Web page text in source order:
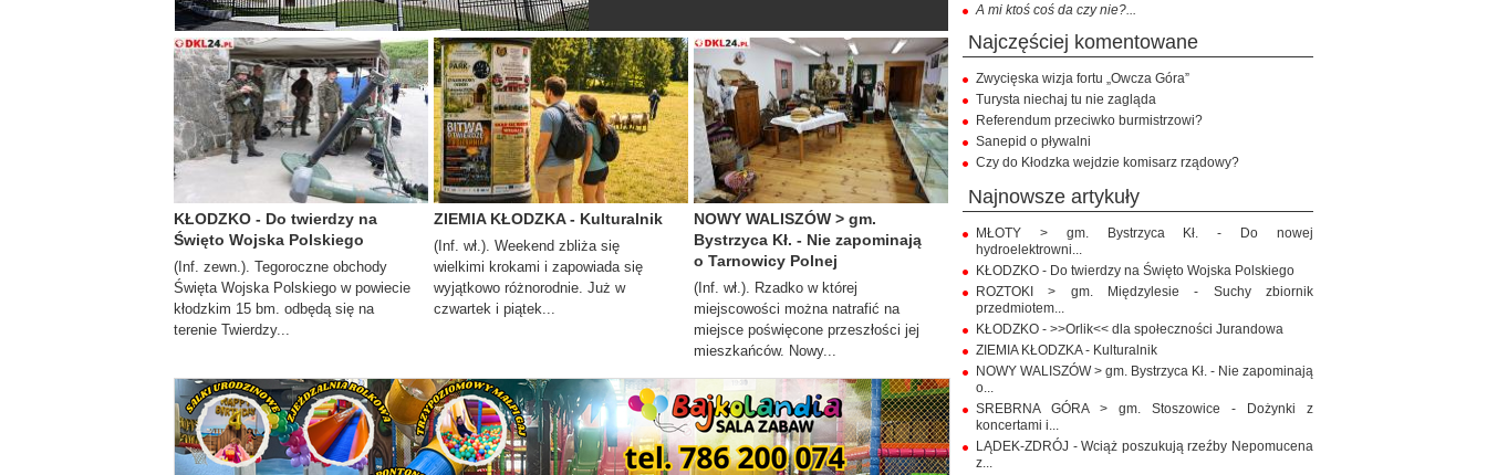
KŁODZKO - Do twierdzy na
Święto Wojska Polskiego
(Inf. zewn.). Tegoroczne obchody
Święta Wojska Polskiego w powiecie
kłodzkim 15 bm. odbędą się na
terenie Twierdzy...
ZIEMIA KŁODZKA - Kulturalnik
(Inf. wł.). Weekend zbliża się
wielkimi krokami i zapowiada się
wyjątkowo różnorodnie. Już w
czwartek i piątek...
NOWY WALISZÓW > gm.
Bystrzyca Kł. - Nie zapominają
o Tarnowicy Polnej
(Inf. wł.). Rzadko w której
miejscowości można natrafić na
miejsce poświęcone przeszłości jej
mieszkańców. Nowy...
A mi ktoś coś da czy nie?...
najczęściej komentowane
Zwycięska wizja fortu „Owcza Góra”
Turysta niechaj tu nie zagląda
Referendum przeciwko burmistrzowi?
Sanepid o pływalni
Czy do Kłodzka wejdzie komisarz rządowy?
najnowsze artykuły
MŁOTY > gm. Bystrzyca Kł. - Do nowej
hydroelektrowni...
KŁODZKO - Do twierdzy na Święto Wojska Polskiego
ROZTOKI > gm. Międzylesie - Suchy zbiornik
przedmiotem...
KŁODZKO - >>Orlik<< dla społeczności Jurandowa
ZIEMIA KŁODZKA - Kulturalnik
NOWY WALISZÓW > gm. Bystrzyca Kł. - Nie zapominają
o...
SREBRNA GÓRA > gm. Stoszowice - Dożynki z
koncertami i...
LĄDEK-ZDRÓJ - Wciąż poszukują rzeźby Nepomucena
z...